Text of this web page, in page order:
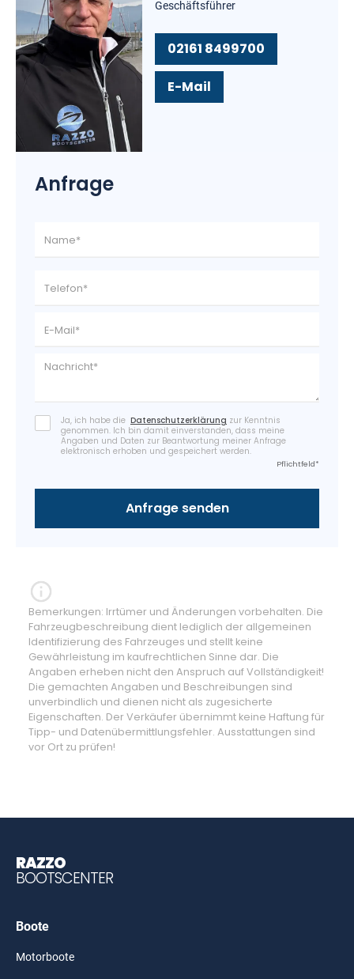
Geschäftsführer
02161 8499700
E-Mail
Anfrage
Ja, ich habe die Datenschutzerklärung zur Kenntnis
genommen. Ich bin damit einverstanden, dass meine
Angaben und Daten zur Beantwortung meiner Anfrage
elektronisch erhoben und gespeichert werden.
Pflichtfeld*
Bemerkungen: Irrtümer und Änderungen vorbehalten. Die
Fahrzeugbeschreibung dient lediglich der allgemeinen
Identifizierung des Fahrzeuges und stellt keine
Gewährleistung im kaufrechtlichen Sinne dar. Die
Angaben erheben nicht den Anspruch auf Vollständigkeit!
Die gemachten Angaben und Beschreibungen sind
unverbindlich und dienen nicht als zugesicherte
Eigenschaften. Der Verkäufer übernimmt keine Haftung für
Tipp- und Datenübermittlungsfehler. Ausstattungen sind
vor Ort zu prüfen!
RAZZO
BOOTSCENTER
Boote
Motorboote